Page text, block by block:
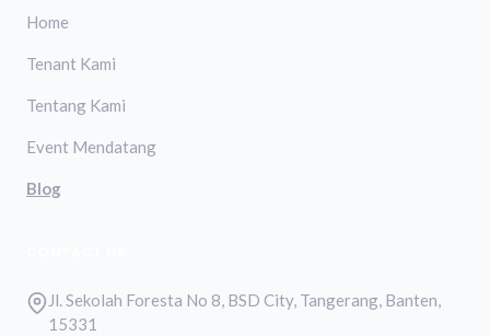
Home
Tenant Kami
Tentang Kami
Event Mendatang
Blog
Jl. Sekolah Foresta No 8, BSD City, Tangerang, Banten,
15331